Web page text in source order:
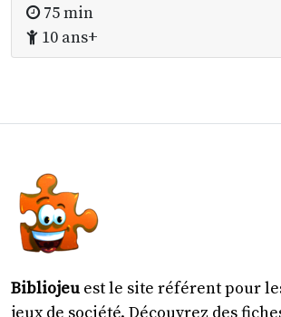
75 min
10 ans+
Bibliojeu est le site référent pour